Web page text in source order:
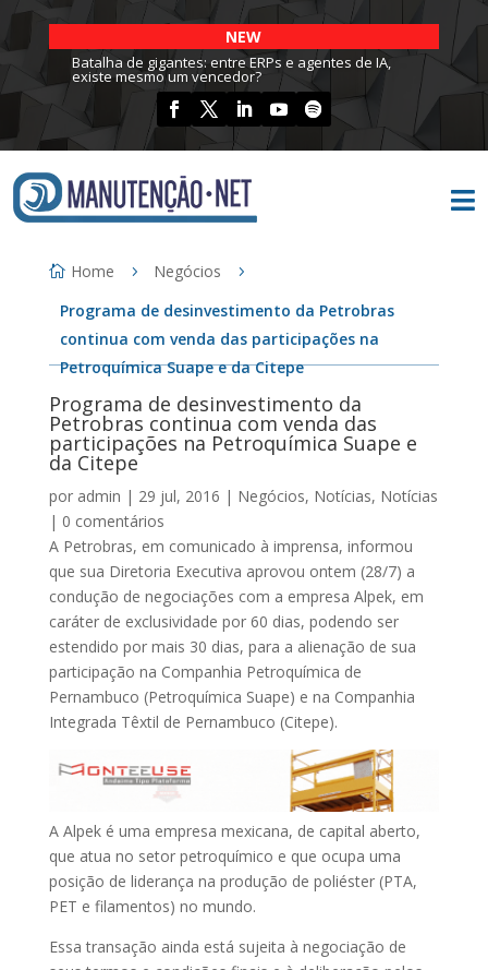
NEW
Batalha de gigantes: entre ERPs e agentes de IA,
existe mesmo um vencedor?

Home
Negócios
Programa de desinvestimento da Petrobras
continua com venda das participações na
Petroquímica Suape e da Citepe
Programa de desinvestimento da
Petrobras continua com venda das
participações na Petroquímica Suape e
da Citepe
por admin | 29 jul, 2016 | Negócios, Notícias, Notícias
| 0 comentários
A Petrobras, em comunicado à imprensa, informou
que sua Diretoria Executiva aprovou ontem (28/7) a
condução de negociações com a empresa Alpek, em
caráter de exclusividade por 60 dias, podendo ser
estendido por mais 30 dias, para a alienação de sua
participação na Companhia Petroquímica de
Pernambuco (Petroquímica Suape) e na Companhia
Integrada Têxtil de Pernambuco (Citepe).
A Alpek é uma empresa mexicana, de capital aberto,
que atua no setor petroquímico e que ocupa uma
posição de liderança na produção de poliéster (PTA,
PET e filamentos) no mundo.
Essa transação ainda está sujeita à negociação de